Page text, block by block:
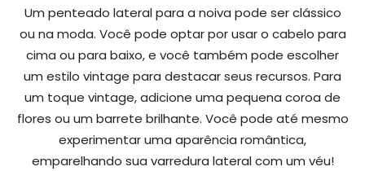
Um penteado lateral para a noiva pode ser clássico
ou na moda. Você pode optar por usar o cabelo para
cima ou para baixo, e você também pode escolher
um estilo vintage para destacar seus recursos. Para
um toque vintage, adicione uma pequena coroa de
flores ou um barrete brilhante. Você pode até mesmo
experimentar uma aparência romântica,
emparelhando sua varredura lateral com um véu!